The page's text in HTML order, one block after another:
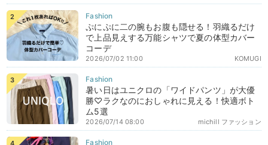
ぷにぷに二の腕もお腹も隠せる！羽織るだけ
で上品見えする万能シャツで夏の体型カバー
コーデ
KOMUGI
2026/07/02 11:00
暑い日はユニクロの「ワイドパンツ」が大優
勝♡ラクなのにおしゃれに見える！快適ボト
ム5選
michill ファッション
2026/07/14 08:00